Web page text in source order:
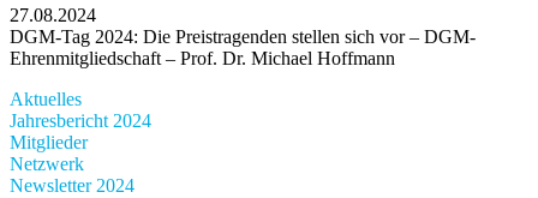
27.08.2024
DGM-Tag 2024: Die Preistragenden stellen sich vor – DGM-
Ehrenmitgliedschaft – Prof. Dr. Michael Hoffmann
Aktuelles
Jahresbericht 2024
Mitglieder
Netzwerk
Newsletter 2024